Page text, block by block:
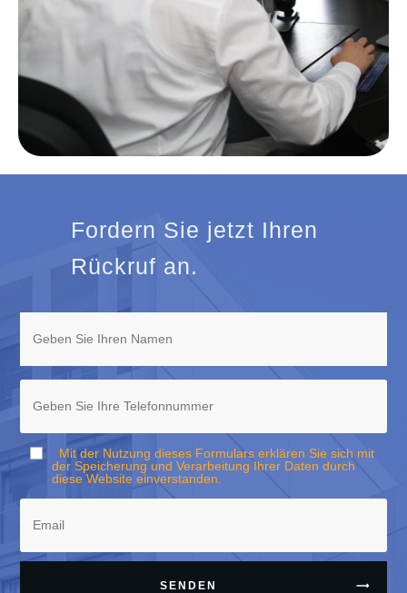
Fordern Sie jetzt Ihren
Rückruf an.
Mit der Nutzung dieses Formulars erklären Sie sich mit
der Speicherung und Verarbeitung Ihrer Daten durch
diese Website einverstanden.
SENDEN